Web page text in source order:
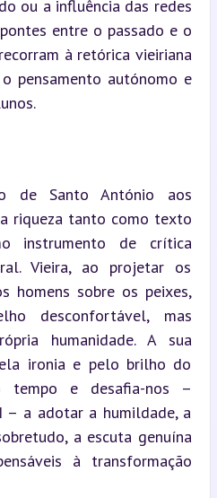
ou a influência das redes
entre o passado e o
à retórica vieiriana
pensamento autónomo e
de Santo António aos
riqueza tanto como texto
instrumento de crítica
Vieira, ao projetar os
homens sobre os peixes,
desconfortável, mas
humanidade. A sua
ironia e pelo brilho do
tempo e desafia-nos –
– a adotar a humildade, a
a escuta genuína
à transformação